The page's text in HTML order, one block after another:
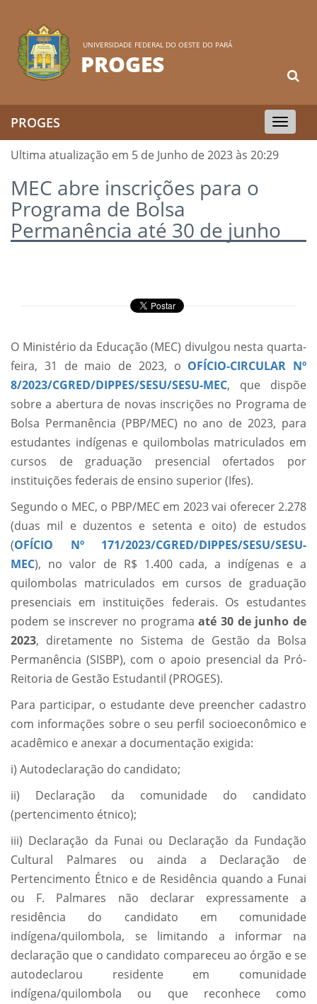
UNIVERSIDADE FEDERAL DO OESTE DO PARÁ
PROGES
Toggle
navigation
PROGES
Ultima atualização em 5 de Junho de 2023 às 20:29
MEC abre inscrições para o
Programa de Bolsa
Permanência até 30 de junho
O Ministério da Educação (MEC) divulgou nesta quarta-
feira, 31 de maio de 2023, o OFÍCIO-CIRCULAR Nº
8/2023/CGRED/DIPPES/SESU/SESU-MEC, que dispõe
sobre a abertura de novas inscrições no Programa de
Bolsa Permanência (PBP/MEC) no ano de 2023, para
estudantes indígenas e quilombolas matriculados em
cursos de graduação presencial ofertados por
instituições federais de ensino superior (Ifes).
Segundo o MEC, o PBP/MEC em 2023 vai oferecer 2.278
(duas mil e duzentos e setenta e oito) de estudos
(OFÍCIO Nº 171/2023/CGRED/DIPPES/SESU/SESU-
MEC), no valor de R$ 1.400 cada, a indígenas e a
quilombolas matriculados em cursos de graduação
presenciais em instituições federais. Os estudantes
podem se inscrever no programaaté 30 de junho de
2023, diretamente no Sistema de Gestão da Bolsa
Permanência (SISBP), com o apoio presencial da Pró-
Reitoria de Gestão Estudantil (PROGES).
Para participar, o estudante deve preencher cadastro
com informações sobre o seu perfil socioeconômico e
acadêmico e anexar a documentação exigida:
i) Autodeclaração do candidato;
ii) Declaração da comunidade do candidato
(pertencimento étnico);
iii) Declaração da Funai ou Declaração da Fundação
Cultural Palmares ou ainda a Declaração de
Pertencimento Étnico e de Residência quando a Funai
ou F. Palmares não declarar expressamente a
residência do candidato em comunidade
indígena/quilombola, se limitando a informar na
declaração que o candidato compareceu ao órgão e se
autodeclarou residente em comunidade
indígena/quilombola ou que reconhece como